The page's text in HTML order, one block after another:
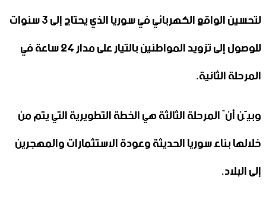
لتحسين الواقع الكهربائي في سوريا الذي يحتاج إلى 3 سنوات
للوصول إلى تزويد المواطنين بالتيار على مدار 24 ساعة في
المرحلة الثانية.
وبيّن أنّ المرحلة الثالثة هي الخطة التطويرية التي يتم من
خلالها بناء سوريا الحديثة وعودة الاستثمارات والمهجرين
إلى البلاد.